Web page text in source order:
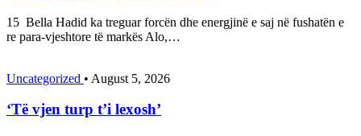
15 Bella Hadid ka treguar forcën dhe energjinë e saj në fushatën e
re para-vjeshtore të markës Alo,…
Uncategorized • August 5, 2026
‘Të vjen turp t’i lexosh’